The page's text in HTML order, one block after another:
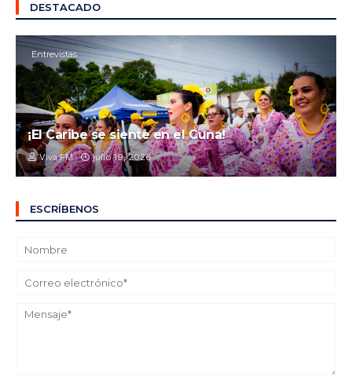
DESTACADO
Entrevistas
¡El Caribe se siente en el Cuna!
Viva FM julio 19, 2026
ESCRÍBENOS